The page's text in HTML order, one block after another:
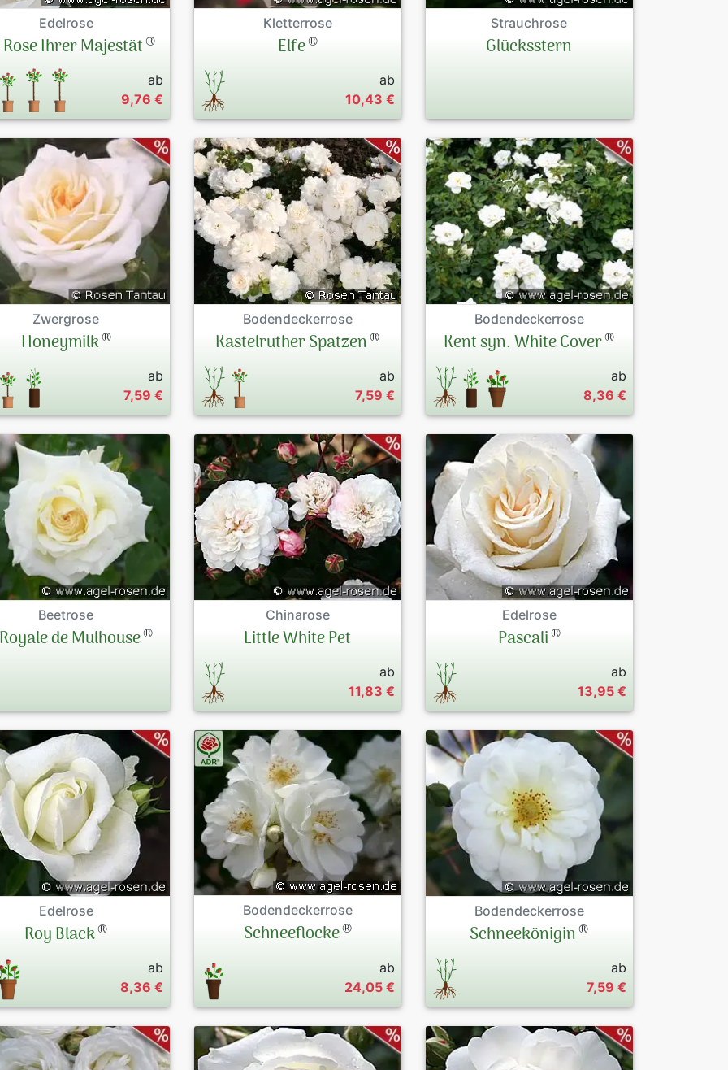
Edelrose
Rose Ihrer Majestät®
ab
9,76 €
Kletterrose
Elfe®
ab
10,43 €
Strauchrose
Glücksstern
Zwergrose
Honeymilk®
ab
7,59 €
Bodendeckerrose
Kastelruther Spatzen®
ab
7,59 €
Bodendeckerrose
Kent syn. White Cover®
ab
8,36 €
Beetrose
de Mulhouse®
Chinarose
Little White Pet
ab
11,83 €
Edelrose
Pascali®
ab
13,95 €
Edelrose
Roy Black®
ab
8,36 €
Bodendeckerrose
Schneeflocke®
ab
24,05 €
Bodendeckerrose
Schneekönigin®
ab
7,59 €